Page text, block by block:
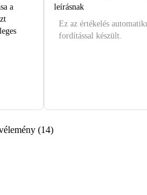
a
leírásnak
Ez az értékelés
fordítással készült.
(14)